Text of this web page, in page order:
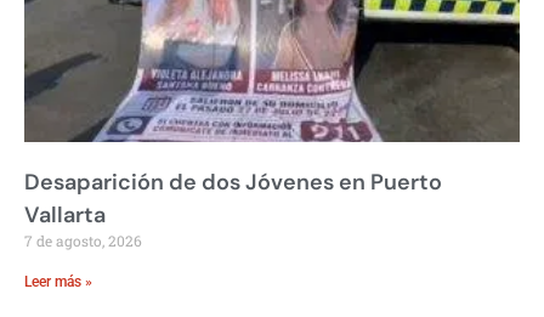
Desaparición de dos Jóvenes en Puerto
Vallarta
7 de agosto, 2026
Leer más »